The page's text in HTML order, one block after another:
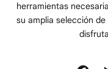
herramientas
su amplia selección